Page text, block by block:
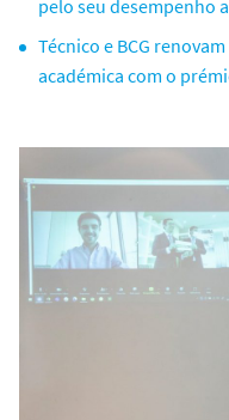
pelo seu desempenho
Técnico e BCG
académica com o